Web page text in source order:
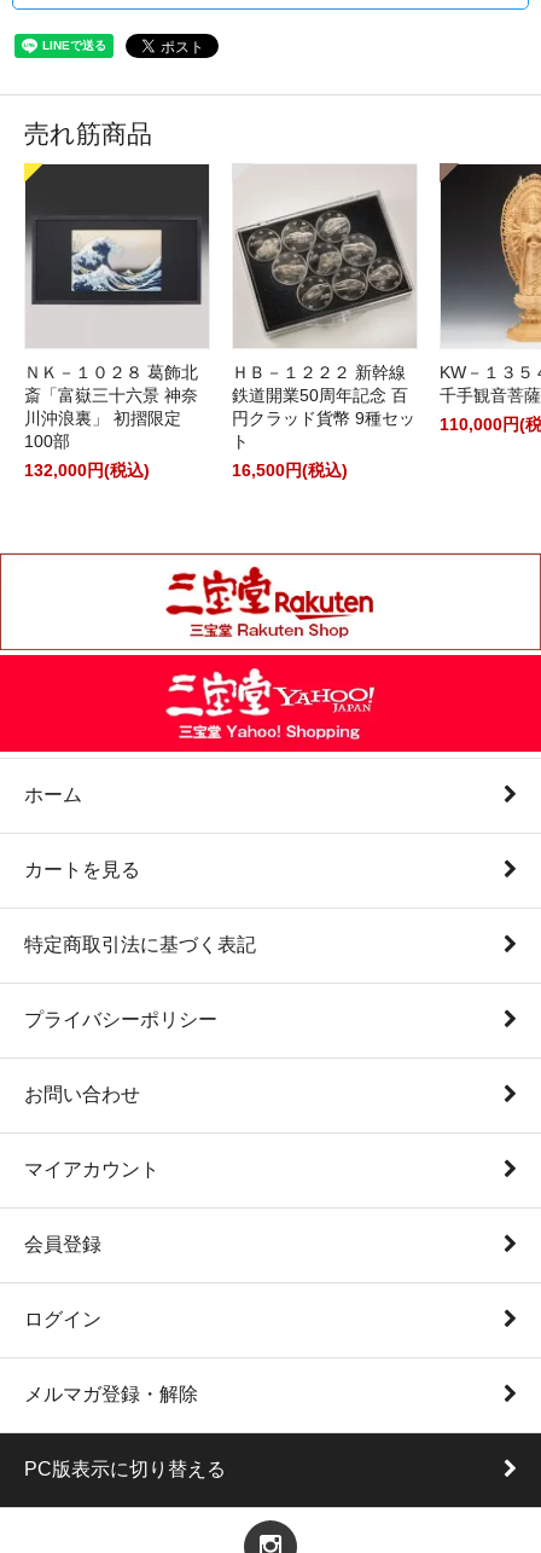
売れ筋商品
ＮＫ－１０２８ 葛飾北
斎「富嶽三十六景 神奈
川沖浪裏」 初摺限定
100部
132,000円(税込)
ＨＢ－１２２２ 新幹線
鉄道開業50周年記念 百
円クラッド貨幣 9種セッ
ト
16,500円(税込)
KW－１３
千手観音菩
110,000円(
ホーム
カートを見る
特定商取引法に基づく表記
プライバシーポリシー
お問い合わせ
マイアカウント
会員登録
ログイン
メルマガ登録・解除
PC版表示に切り替える